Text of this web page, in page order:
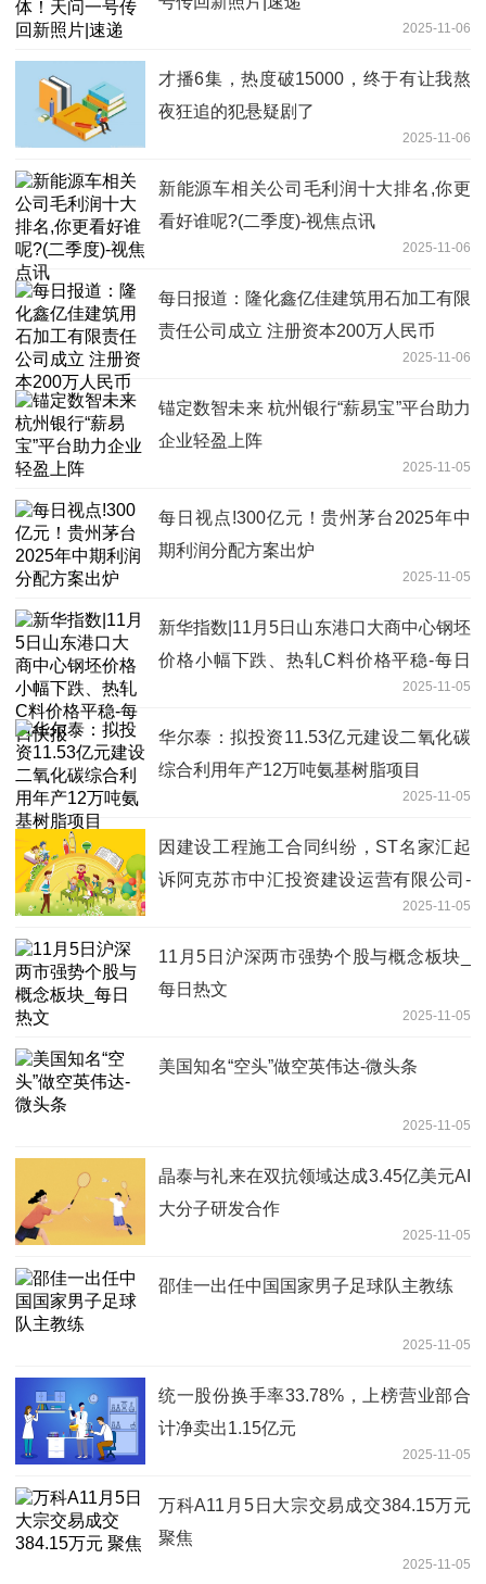
2025-11-06
才播6集，热度破15000，终于有让我熬
夜狂追的犯悬疑剧了
2025-11-06
新能源车相关公司毛利润十大排名,你更
看好谁呢?(二季度)-视焦点讯
2025-11-06
每日报道：隆化鑫亿佳建筑用石加工有限
责任公司成立 注册资本200万人民币
2025-11-06
锚定数智未来 杭州银行“薪易宝”平台助力
企业轻盈上阵
2025-11-05
每日视点!300亿元！贵州茅台2025年中
期利润分配方案出炉
2025-11-05
新华指数|11月5日山东港口大商中心钢坯
价格小幅下跌、热轧C料价格平稳-每日
2025-11-05
华尔泰：拟投资11.53亿元建设二氧化碳
综合利用年产12万吨氨基树脂项目
2025-11-05
因建设工程施工合同纠纷，ST名家汇起
诉阿克苏市中汇投资建设运营有限公司-
2025-11-05
11月5日沪深两市强势个股与概念板块_
每日热文
2025-11-05
美国知名“空头”做空英伟达-微头条
2025-11-05
晶泰与礼来在双抗领域达成3.45亿美元AI
大分子研发合作
2025-11-05
邵佳一出任中国国家男子足球队主教练
2025-11-05
统一股份换手率33.78%，上榜营业部合
计净卖出1.15亿元
2025-11-05
万科A11月5日大宗交易成交384.15万元
聚焦
2025-11-05